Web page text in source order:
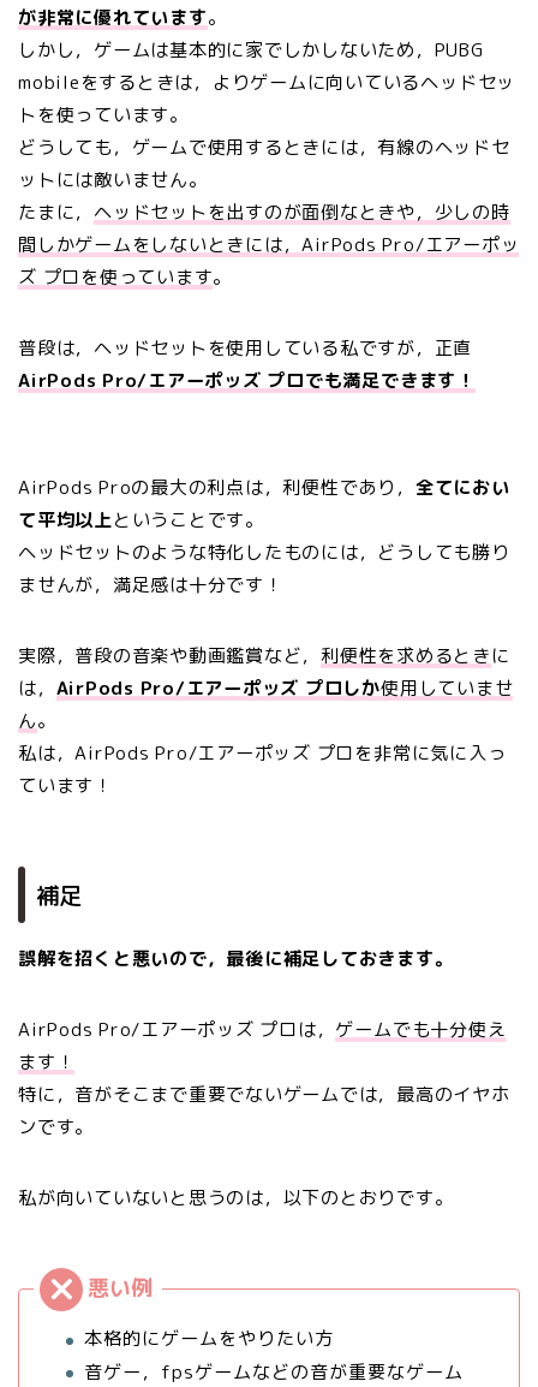
が非常に優れています。
しかし，ゲームは基本的に家でしかしないため，PUBG
mobileをするときは，よりゲームに向いているヘッドセッ
トを使っています。
どうしても，ゲームで使用するときには，有線のヘッドセ
ットには敵いません。
たまに， ヘッドセットを出すのが面倒なときや， 少しの時
間しかゲームをしないときには，AirPods Pro/エアーポッ
ズ プロを使っています。
普段は，ヘッドセットを使用している私ですが，正直
AirPods Pro/エアーポッズ プロでも満足できます！
AirPods Proの最大の利点は，利便性であり， 全てにおい
て平均以上ということです。
ヘッドセットのような特化したものには，どうしても勝り
ませんが，満足感は十分です！
実際，普段の音楽や動画鑑賞など，利便性を求めるときに
は， AirPods Pro/エアーポッズ プロしか使用していませ
ん。
私は，AirPods Pro/エアーポッズ プロを非常に気に入っ
ています！
補足
誤解を招くと悪いので，最後に補足しておきます。
AirPods Pro/エアーポッズ プロは， ゲームでも十分使え
ます！
特に，音がそこまで重要でないゲームでは，最高のイヤホ
ンです。
私が向いていないと思うのは，以下のとおりです。
本格的にゲームをやりたい方
音ゲー，fpsゲームなどの音が重要なゲーム